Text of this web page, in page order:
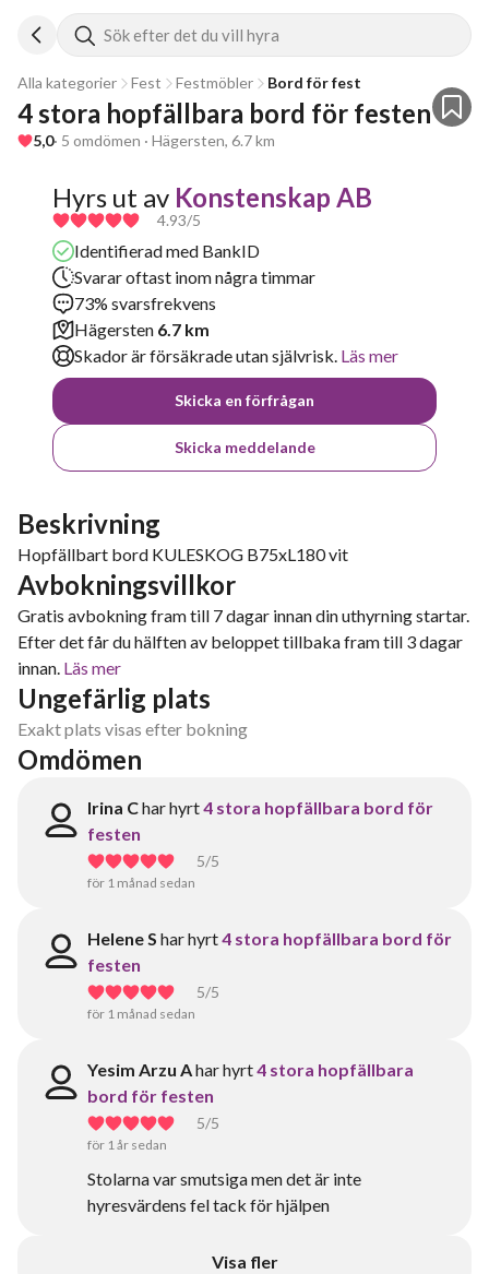
Sök efter det du vill hyra
Alla kategorier Fest Festmöbler Bord för fest
4 stora hopfällbara bord för festen
5,0· 5 omdömen · Hägersten, 6.7 km
Hyrs ut av Konstenskap AB
4.93/5
Identifierad med BankID
Svarar oftast inom några timmar
73% svarsfrekvens
Hägersten 6.7 km
Skador är försäkrade utan självrisk. Läs mer
Skicka en förfrågan
Skicka meddelande
Beskrivning
Hopfällbart bord KULESKOG B75xL180 vit
Avbokningsvillkor
Gratis avbokning fram till 7 dagar innan din uthyrning startar.
Efter det får du hälften av beloppet tillbaka fram till 3 dagar
innan. Läs mer
Ungefärlig plats
Exakt plats visas efter bokning
Omdömen
Irina Char hyrt4 stora hopfällbara bord för
festen
5/5
för 1 månad sedan
Helene S har hyrt4 stora hopfällbara bord för
festen
5/5
för 1 månad sedan
Yesim Arzu Ahar hyrt4 stora hopfällbara
bord för festen
5/5
för 1 år sedan
Stolarna var smutsiga men det är inte
hyresvärdens fel tack för hjälpen
Visa fler